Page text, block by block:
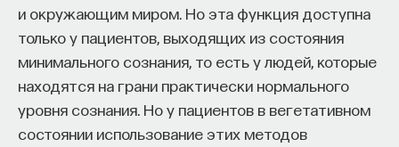
и окружающим миром. Но эта функция доступна
только у пациентов, выходящих из состояния
минимального сознания, то есть у людей, которые
находятся на грани практически нормального
уровня сознания. Но у пациентов в вегетативном
состоянии использование этих методов